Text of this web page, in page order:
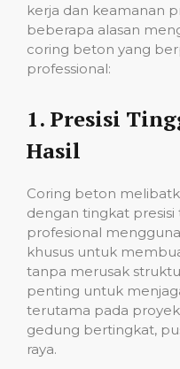
kerja dan keamanan
beberapa alasan
coring beton yang
professional:
1. Presisi
Hasil
Coring beton
dengan tingkat presisi
profesional
khusus untuk
tanpa merusak
penting untuk
terutama pada
gedung bertingkat,
raya.